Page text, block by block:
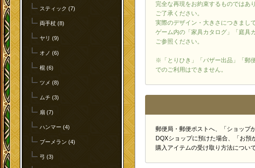
スティック (7)
両手杖 (8)
ヤリ (9)
オノ (6)
棍 (6)
ツメ (8)
ムチ (3)
扇 (7)
ハンマー (4)
ブーメラン (4)
弓 (3)
完全な再現をお約束するものではあ
ご了承ください。
実際のデザイン・大きさにつきまして
ゲーム内の「家具カタログ」「庭具
ご参照ください。
※「とりひき」「バザー出品」「郵
でのご利用はできません。
郵便局・郵便ポストへ、「ショップ
DQXショップに預けた場合、「お預
購入アイテムの受け取り方法につい